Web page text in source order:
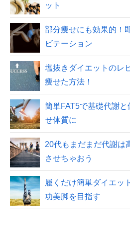
ット
部分痩せにも効果的！
ビテーション
塩抜きダイエットのレ
痩せた方法！
簡単FAT5で基礎代謝
せ体質に
20代もまだまだ代謝は
させちゃおう
履くだけ簡単ダイエッ
功美脚を目指す